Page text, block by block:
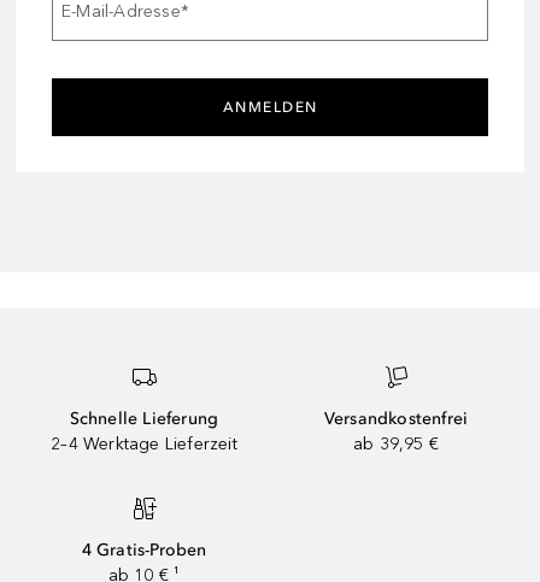
E-Mail-Adresse*
ANMELDEN
Schnelle Lieferung
2–4 Werktage Lieferzeit
Versandkostenfrei
ab 39,95 €
4 Gratis-Proben
ab 10 € ¹